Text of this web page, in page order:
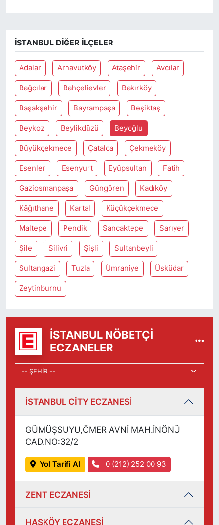
İSTANBUL DIĞER İLÇELER
Adalar Arnavutköy Ataşehir Avcılar
Bağcılar Bahçelievler Bakırköy
Başakşehir Bayrampaşa Beşiktaş
Beykoz Beylikdüzü Beyoğlu
Büyükçekmece Çatalca Çekmeköy
Esenler Esenyurt Eyüpsultan Fatih
Gaziosmanpaşa Güngören Kadıköy
Kâğıthane Kartal Küçükçekmece
Maltepe Pendik Sancaktepe Sarıyer
Şile Silivri Şişli Sultanbeyli
Sultangazi Tuzla Ümraniye Üsküdar
Zeytinburnu
İSTANBUL NÖBETÇI
ECZANELER
İSTANBUL CİTY ECZANESİ
GÜMÜŞSUYU,ÖMER AVNİ MAH.İNÖNÜ
CAD.NO:32/2
Yol Tarifi Al 0 (212) 252 00 93
ZENT ECZANESİ
HASKÖY ECZANESİ